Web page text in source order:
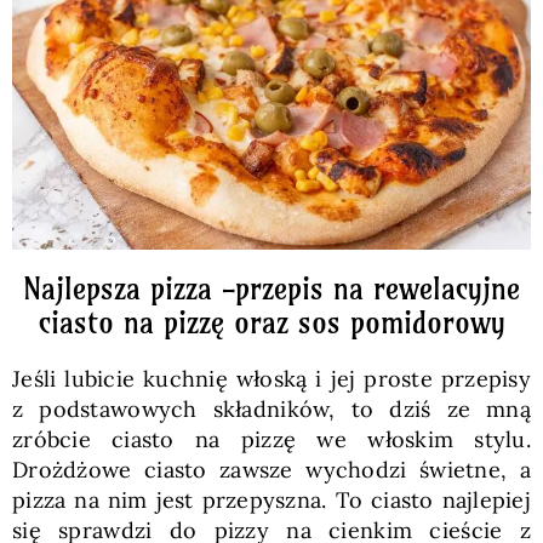
Pieczywo
Przetwory
Posiłki
Zdrowo i fit
SKLEP
Polski
Najlepsza pizza -przepis na rewelacyjne
ciasto na pizzę oraz sos pomidorowy
Jeśli lubicie kuchnię włoską i jej proste przepisy
z podstawowych składników, to dziś ze mną
zróbcie ciasto na pizzę we włoskim stylu.
Drożdżowe ciasto zawsze wychodzi świetne, a
pizza na nim jest przepyszna. To ciasto najlepiej
się sprawdzi do pizzy na cienkim cieście z